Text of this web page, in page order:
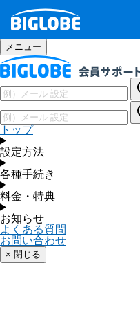
メニュー
トップ
設定方法
各種手続き
料金・特典
お知らせ
よくある質問
お問い合わせ
× 閉じる